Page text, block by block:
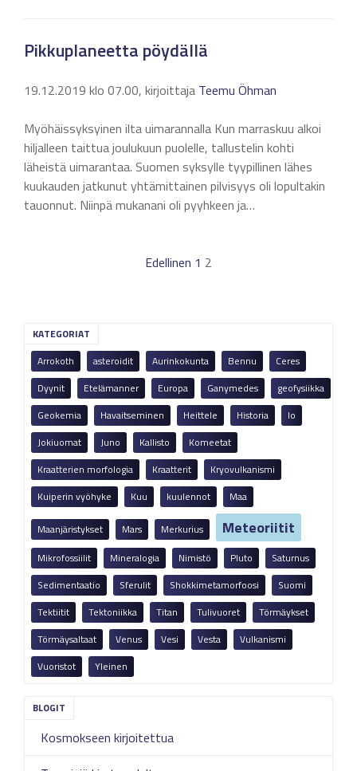
KATEGORIAT
Arrokoth
asteroidit Aurinkokunta Bennu
Ceres
Dyynit
Etelämanner Europa Ganymedes
geofysiikka
Geokemia
Havaitseminen Heittele Historia
Io
Jokiuomat
Juno Kallisto
Komeetat
Kraatterien morfologia
Kraatterit
Kryovulkanismi
Kuiperin vyöhyke
Kuu kuulennot Maa
Maanjäristykset Mars Merkurius Meteoriitit
Mikrofossiilit Mineralogia Nimistö Pluto
Saturnus
Sedimentaatio
Sferulit Shokkimetamorfoosi
Suomi
Tektiitit
Tektoniikka Titan Tulivuoret
Törmäykset
Törmäysaltaat
Venus Vesi Vesta
Vulkanismi
Vuoristot
Yleinen
Kosmokseen kirjoitettua
Pikkuplaneetta pöydällä
19.12.2019 klo 07.00, kirjoittaja Teemu Öhman
Myöhäissyksyinen ilta uimarannalla Kun marraskuu alkoi
hiljalleen taittua joulukuun puolelle, tallustelin kohti
läheistä uimarantaa. Suomen syksylle tyypillinen lähes
kuukauden jatkunut yhtämittainen pilvisyys oli lopultakin
tauonnut. Niinpä mukanani oli pyyhkeen ja…
Edellinen 1 2